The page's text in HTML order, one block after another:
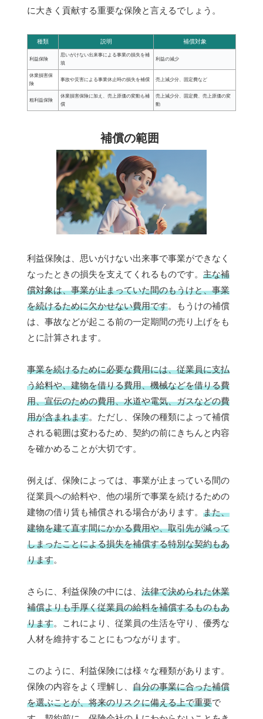
に大きく貢献する重要な保険と言えるでしょう。
種類 説明 補償対象
利益保険
思いがけない出来事による事業の損失を補
填
利益の減少
休業損害保
険
事故や災害による事業休止時の損失を補償 売上減少分、固定費など
粗利益保険
休業損害保険に加え、売上原価の変動も補
償
売上減少分、固定費、売上原価の変
動
補償の範囲
利益保険は、思いがけない出来事で事業ができなく
なったときの損失を支えてくれるものです。 主な補
償対象は、事業が止まっていた間のもうけと、事業
を続けるために欠かせない費用です。もうけの補償
は、事故などが起こる前の一定期間の売り上げをも
とに計算されます。
事業を続けるために必要な費用には、従業員に支払
う給料や、建物を借りる費用、機械などを借りる費
用、宣伝のための費用、水道や電気、ガスなどの費
用が含まれます。ただし、保険の種類によって補償
される範囲は変わるため、契約の前にきちんと内容
を確かめることが大切です。
例えば、保険によっては、事業が止まっている間の
従業員への給料や、他の場所で事業を続けるための
建物の借り賃も補償される場合があります。 また、
建物を建て直す間にかかる費用や、取引先が減って
しまったことによる損失を補償する特別な契約もあ
ります。
さらに、利益保険の中には、 法律で決められた休業
補償よりも手厚く従業員の給料を補償するものもあ
ります。これにより、従業員の生活を守り、優秀な
人材を維持することにもつながります。
このように、利益保険には様々な種類があります。
保険の内容をよく理解し、 自分の事業に合った補償
を選ぶことが、将来のリスクに備える上で重要で